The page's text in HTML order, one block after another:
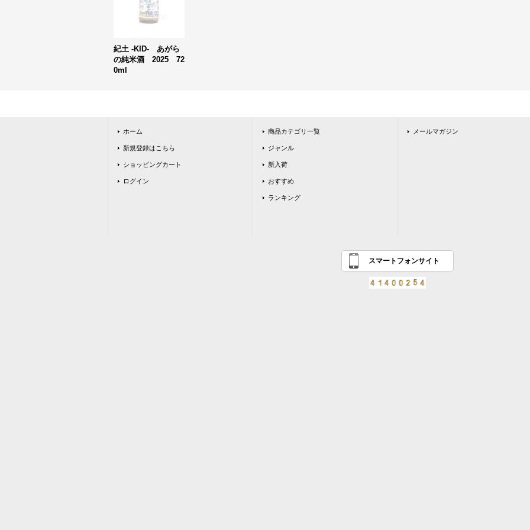
紀土 -KID- あがら
の純米酒 2025 72
0ml
ホーム
新規登録はこちら
ショッピングカート
ログイン
商品カテゴリ一覧
ジャンル
新入荷
おすすめ
ランキング
メールマガジン
スマートフォンサイト